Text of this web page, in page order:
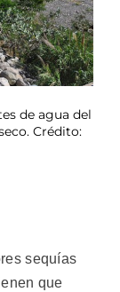
de agua del
Crédito:
sequías
que